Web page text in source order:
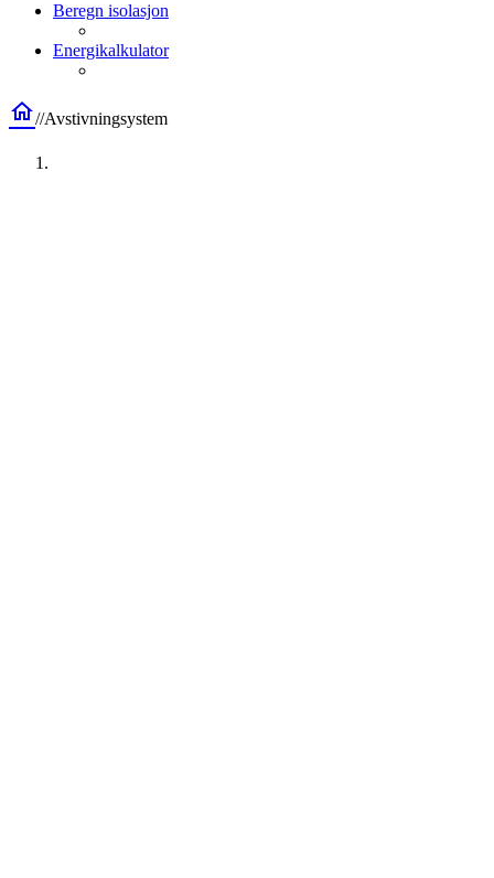
Beregn isolasjon
Energikalkulator
home//Avstivningsystem